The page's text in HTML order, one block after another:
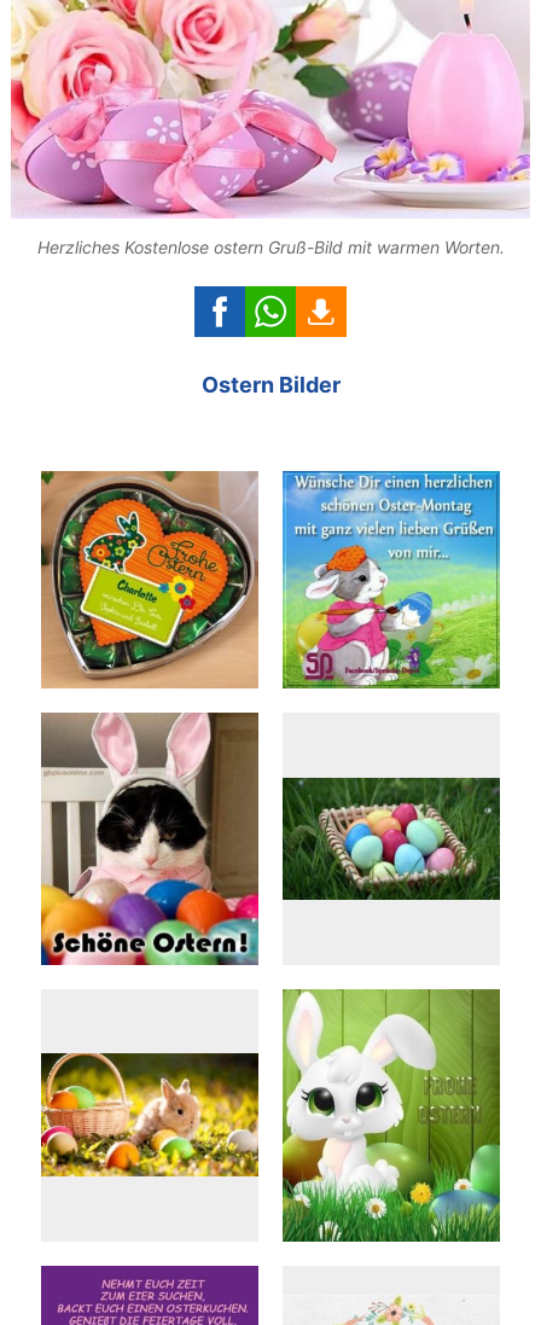
Herzliches Kostenlose ostern Gruß-Bild mit warmen Worten.
Ostern Bilder